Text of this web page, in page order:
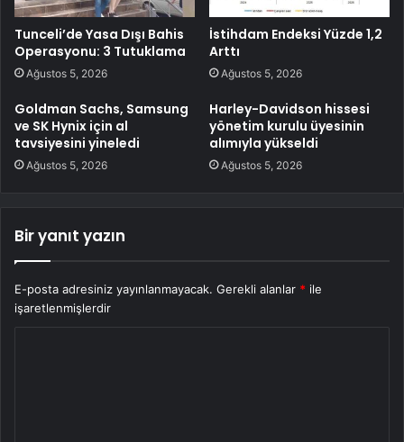
Tunceli’de Yasa Dışı Bahis
Operasyonu: 3 Tutuklama
Ağustos 5, 2026
İstihdam Endeksi Yüzde 1,2
Arttı
Ağustos 5, 2026
Goldman Sachs, Samsung
ve SK Hynix için al
tavsiyesini yineledi
Ağustos 5, 2026
Harley-Davidson hissesi
yönetim kurulu üyesinin
alımıyla yükseldi
Ağustos 5, 2026
Bir yanıt yazın
E-posta adresiniz yayınlanmayacak. Gerekli alanlar * ile
işaretlenmişlerdir